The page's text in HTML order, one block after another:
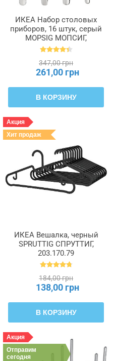
ИКЕА Набор столовых
приборов, 16 штук, серый
MOPSIG МОПСИГ,
003.430.03
347,00 грн
261,00 грн
В КОРЗИНУ
Акция
Хит продаж
ИКЕА Вешалка, черный
SPRUTTIG СПРУТТИГ,
203.170.79
184,00 грн
138,00 грн
В КОРЗИНУ
Акция
Отправим
сегодня